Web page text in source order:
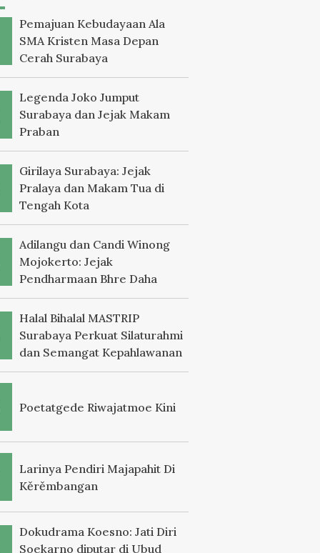
Pemajuan Kebudayaan Ala
SMA Kristen Masa Depan
Cerah Surabaya
Legenda Joko Jumput
Surabaya dan Jejak Makam
Praban
Girilaya Surabaya: Jejak
Pralaya dan Makam Tua di
Tengah Kota
Adilangu dan Candi Winong
Mojokerto: Jejak
Pendharmaan Bhre Daha
Halal Bihalal MASTRIP
Surabaya Perkuat Silaturahmi
dan Semangat Kepahlawanan
Poetatgede Riwajatmoe Kini
Larinya Pendiri Majapahit Di
Kěrěmbangan
Dokudrama Koesno: Jati Diri
Soekarno diputar di Ubud